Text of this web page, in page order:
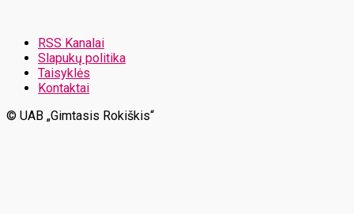
RSS Kanalai
Slapukų politika
Taisyklės
Kontaktai
© UAB „Gimtasis Rokiškis“